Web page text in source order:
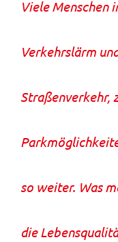
Viele Menschen
Verkehrslärm
Straßenverkehr,
so weiter. Was
die